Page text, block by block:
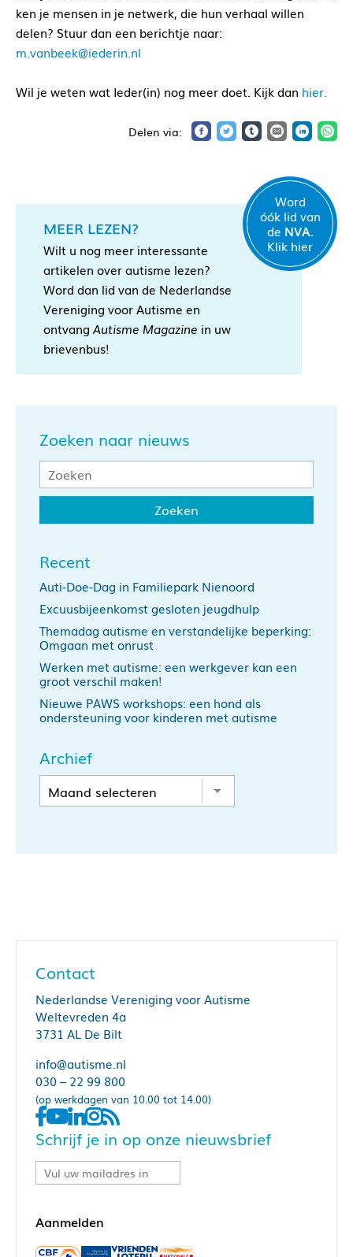
ken je mensen in je netwerk, die hun verhaal willen
delen? Stuur dan een berichtje naar:
m.vanbeek@iederin.nl
Wil je weten wat Ieder(in) nog meer doet. Kijk dan hier.
MEER LEZEN?
Wilt u nog meer interessante
artikelen over autisme lezen?
Word dan lid van de Nederlandse
Vereniging voor Autisme en
ontvang Autisme Magazine in uw
brievenbus!
Word
óók lid van
de NVA.
Klik hier
Zoeken naar nieuws
Recent
Auti-Doe-Dag in Familiepark Nienoord
Excuusbijeenkomst gesloten jeugdhulp
Themadag autisme en verstandelijke beperking:
Omgaan met onrust
Werken met autisme: een werkgever kan een
groot verschil maken!
Nieuwe PAWS workshops: een hond als
ondersteuning voor kinderen met autisme
Archief
Contact
Nederlandse Vereniging voor Autisme
Weltevreden 4a
3731 AL De Bilt
info@autisme.nl
030 – 22 99 800
(op werkdagen van 10.00 tot 14.00)
Schrijf je in op onze nieuwsbrief